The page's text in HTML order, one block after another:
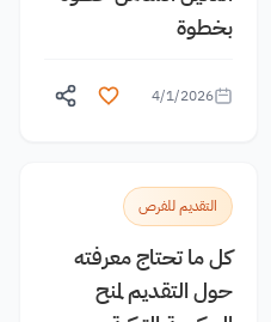
بخطوة
4/1/2026
التقديم للفرص
كل ما تحتاج معرفته
حول التقديم لمنح